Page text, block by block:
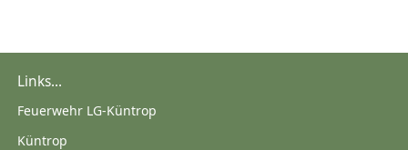
Links...
Feuerwehr LG-Küntrop
Küntrop